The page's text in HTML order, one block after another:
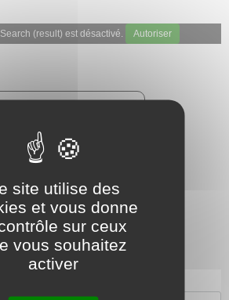
(result) est désactivé. Autoriser
★★★★★
: 900 ventes, 294 avis
site utilise des
et vous donne
sur ceux
vous souhaitez
activer